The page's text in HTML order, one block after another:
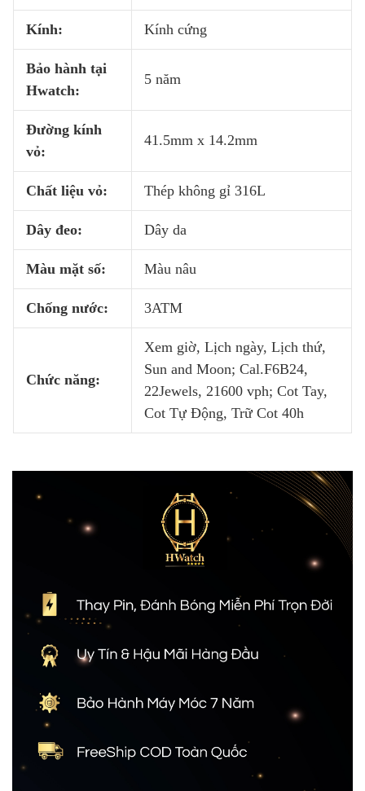
Kính: Kính cứng
Bảo hành tại
Hwatch:
5 năm
Đường kính
vỏ:
41.5mm x 14.2mm
Chất liệu vỏ: Thép không gỉ 316L
Dây đeo: Dây da
Màu mặt số: Màu nâu
Chống nước: 3ATM
Chức năng:
Xem giờ, Lịch ngày, Lịch thứ,
Sun and Moon; Cal.F6B24,
22Jewels, 21600 vph; Cot Tay,
Cot Tự Động, Trữ Cot 40h